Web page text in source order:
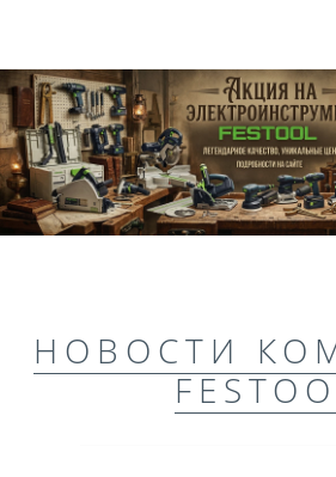
НОВОСТИ